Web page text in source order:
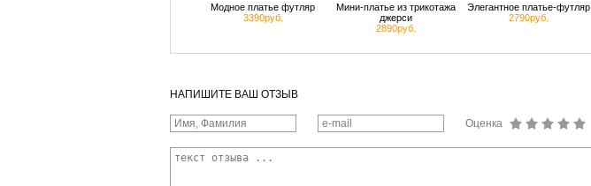
Модное платье футляр
3390руб.
Мини-платье из трикотажа
джерси
2890руб.
Элегантное платье-футляр
2790руб.
НАПИШИТЕ ВАШ ОТЗЫВ
Оценка